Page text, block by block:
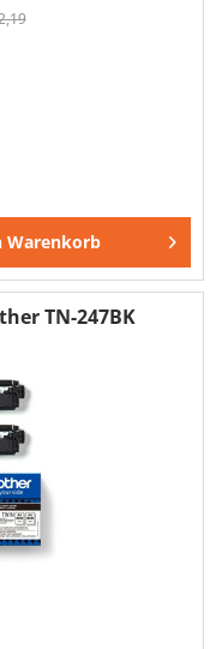
Warenkorb
TN-247BK